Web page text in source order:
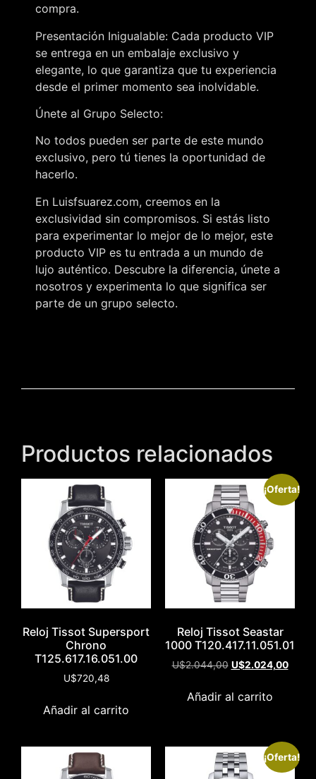
compra.
Presentación Inigualable: Cada producto VIP
se entrega en un embalaje exclusivo y
elegante, lo que garantiza que tu experiencia
desde el primer momento sea inolvidable.
Únete al Grupo Selecto:
No todos pueden ser parte de este mundo
exclusivo, pero tú tienes la oportunidad de
hacerlo.
En Luisfsuarez.com, creemos en la
exclusividad sin compromisos. Si estás listo
para experimentar lo mejor de lo mejor, este
producto VIP es tu entrada a un mundo de
lujo auténtico. Descubre la diferencia, únete a
nosotros y experimenta lo que significa ser
parte de un grupo selecto.
Productos relacionados
Reloj Tissot Supersport
Chrono
T125.617.16.051.00
U$720,48
Añadir al carrito
¡Oferta!
Reloj Tissot Seastar
1000 T120.417.11.051.01
U$2.044,00 U$2.024,00
Añadir al carrito
¡Oferta!